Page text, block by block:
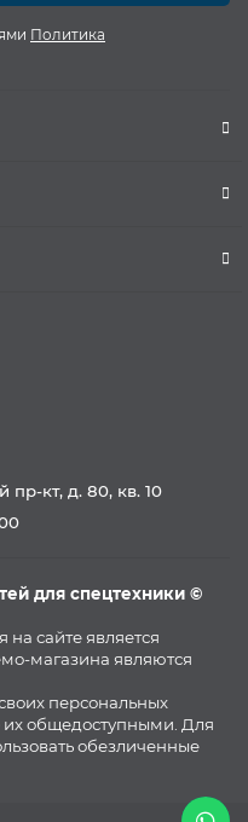
Политика
кт, д. 80, кв. 10
для спецтехники ©
сайте является
магазина являются
персональных
их общедоступными. Для
обезличенные